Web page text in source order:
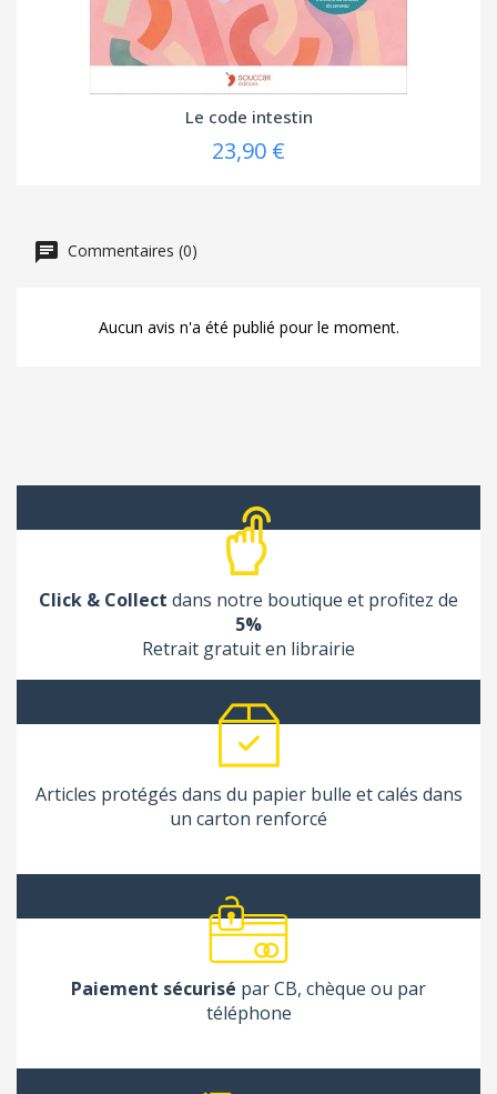
Le code intestin
23,90 €
Commentaires (0)
Aucun avis n'a été publié pour le moment.
Click & Collect dans notre boutique et profitez de
5%
Retrait gratuit en librairie
Articles protégés dans du papier bulle et calés dans
un carton renforcé
Paiement sécurisé par CB, chèque ou par
téléphone